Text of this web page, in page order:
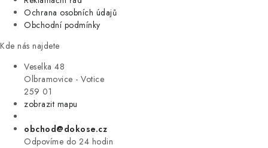
Ochrana osobních údajů
Obchodní podmínky
Kde nás najdete
Veselka 48
Olbramovice - Votice
259 01
zobrazit mapu
obchod@dokose.cz
Odpovíme do 24 hodin
DOMÁCNOST
ÚKLID
VÝPRODEJ
ZNAČKY
Úvod Kontakt Blog